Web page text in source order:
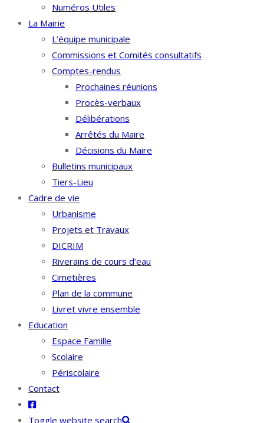
Numéros Utiles
La Mairie
L’équipe municipale
Commissions et Comités consultatifs
Comptes-rendus
Prochaines réunions
Procès-verbaux
Délibérations
Arrêtés du Maire
Décisions du Maire
Bulletins municipaux
Tiers-Lieu
Cadre de vie
Urbanisme
Projets et Travaux
DICRIM
Riverains de cours d’eau
Cimetières
Plan de la commune
Livret vivre ensemble
Education
Espace Famille
Scolaire
Périscolaire
Contact
Toggle website search